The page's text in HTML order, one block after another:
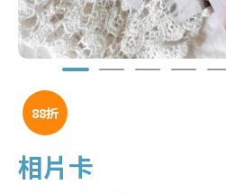
相片卡
88折